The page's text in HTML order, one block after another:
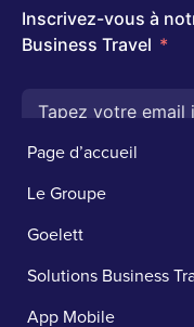
Page d’accueil
Le Groupe
Goelett
Solutions Business
App Mobile